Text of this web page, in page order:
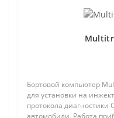
Бортовой компьютер
для установки на
протокола
автомобили. Работа